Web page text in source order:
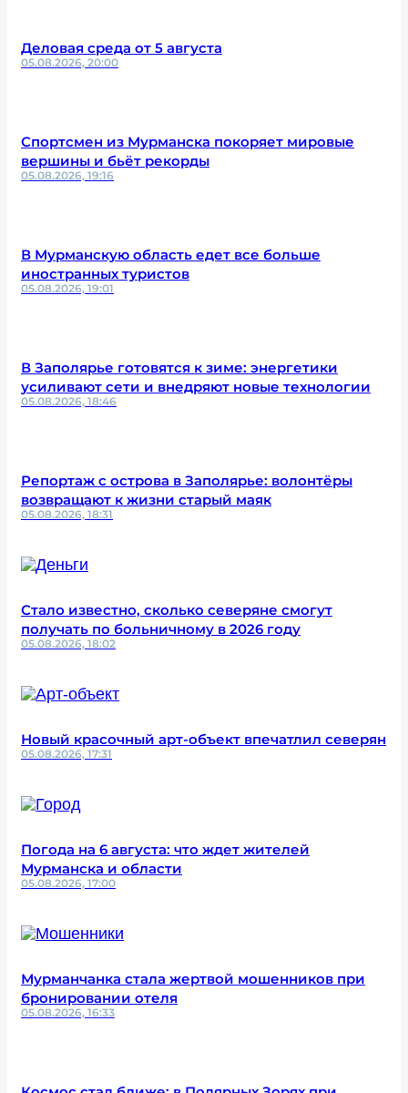
Деловая среда от 5 августа
05.08.2026, 20:00
Спортсмен из Мурманска покоряет мировые
вершины и бьёт рекорды
05.08.2026, 19:16
В Мурманскую область едет все больше
иностранных туристов
05.08.2026, 19:01
В Заполярье готовятся к зиме: энергетики
усиливают сети и внедряют новые технологии
05.08.2026, 18:46
Репортаж с острова в Заполярье: волонтёры
возвращают к жизни старый маяк
05.08.2026, 18:31
Стало известно, сколько северяне смогут
получать по больничному в 2026 году
05.08.2026, 18:02
Новый красочный арт-объект впечатлил северян
05.08.2026, 17:31
Погода на 6 августа: что ждет жителей
Мурманска и области
05.08.2026, 17:00
Мурманчанка стала жертвой мошенников при
бронировании отеля
05.08.2026, 16:33